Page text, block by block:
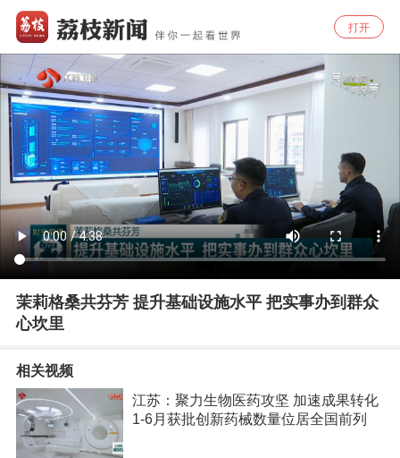
打开
茉莉格桑共芬芳 提升基础设施水平 把实事办到群众
心坎里
相关视频
江苏：聚力生物医药攻坚 加速成果转化
1-6月获批创新药械数量位居全国前列